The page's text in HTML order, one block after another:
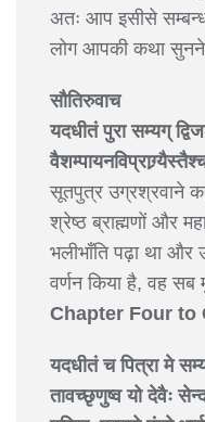
अतः आप इसीसे
लोग आपकी कथा
सौतिरुवाच
यदधीतं पुरा सम्यग्
सूतपुत्र उग्रश्रवाने
श्रेष्ठ ब्राह्मणों और
भलीभाँति पढ़ा था और
वर्णन किया है, वह
Chapter Four to
यदधीतं च पित्रा मे
तावच्छृणुष्व यो देवैः